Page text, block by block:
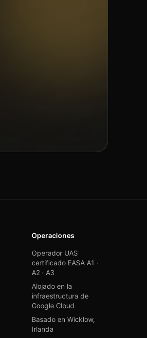
Operaciones
Operador UAS
certificado EASA A1 ·
A2 · A3
Alojado en la
infraestructura de
Google Cloud
Basado en Wicklow,
Irlanda